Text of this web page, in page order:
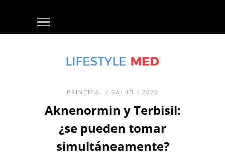
PRINCIPAL / SALUD / 2020
Aknenormin y Terbisil:
¿se pueden tomar
simultáneamente?